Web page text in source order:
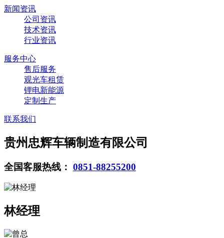
新闻资讯
公司资讯
技术资讯
行业资讯
服务中心
售后服务
观光车租赁
锂电新能源
定制生产
联系我们
贵州忠辉车辆制造有限公司
全国客服热线： 0851-88255200
林经理